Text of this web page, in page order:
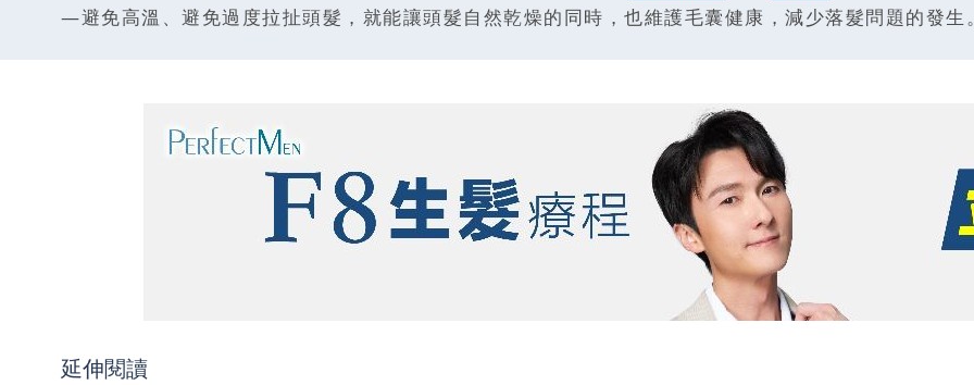
—避免高溫、避免過度拉扯頭髮，就能讓頭髮自然乾燥的同時，也維護毛囊健康，減少落髮問題的發生
延伸閱讀